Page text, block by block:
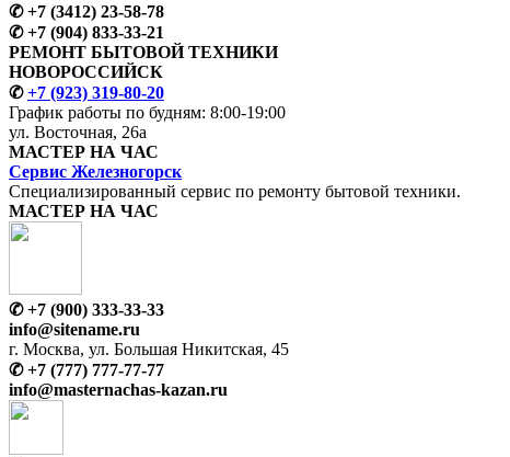
✆ +7 (3412) 23-58-78
✆+7 (904) 833-33-21
РЕМОНТ БЫТОВОЙ ТЕХНИКИ
НОВОРОССИЙСК
✆ +7 (923) 319-80-20
График работы по будням: 8:00-19:00
ул. Восточная, 26а
МАСТЕР НА ЧАС
Сервис Железногорск
Специализированный сервис по ремонту бытовой техники.
МАСТЕР НА ЧАС
✆+7 (900) 333-33-33
info@sitename.ru
г. Москва, ул. Большая Никитская, 45
✆ +7 (777) 777-77-77
info@masternachas-kazan.ru